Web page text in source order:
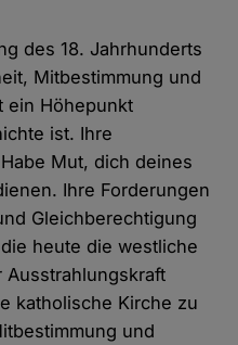
des 18. Jahrhunderts
Mitbestimmung und
ein Höhepunkt
ist. Ihre
Mut, dich deines
Ihre Forderungen
Gleichberechtigung
heute die westliche
Ausstrahlungskraft
katholische Kirche zu
und